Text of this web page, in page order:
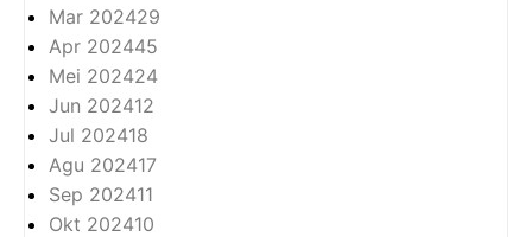
Mar 202429
Apr 202445
Mei 202424
Jun 202412
Jul 202418
Agu 202417
Sep 202411
Okt 202410